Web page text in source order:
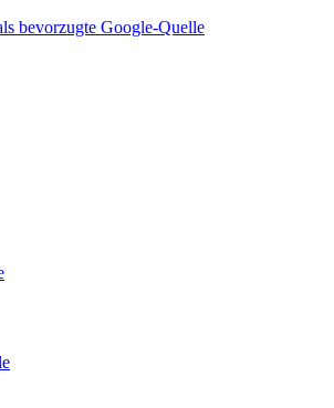
bevorzugte Google-Quelle